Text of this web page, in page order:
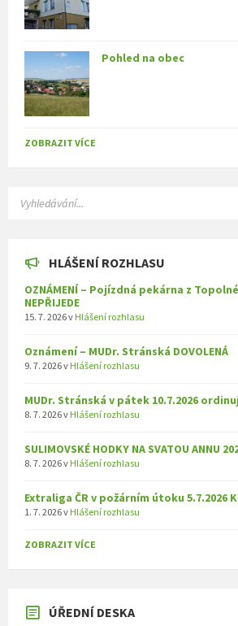
Pohled na obec
ZOBRAZIT VÍCE
HLÁŠENÍ ROZHLASU
OZNÁMENÍ – Pojízdná pekárna z
NEPŘIJEDE
15. 7. 2026v Hlášení rozhlasu
Oznámení – MUDr. Stránská DOVOLENÁ
9. 7. 2026v Hlášení rozhlasu
MUDr. Stránská v pátek 10.7.2026
8. 7. 2026v Hlášení rozhlasu
SULIMOVSKÉ HODKY NA SVATOU ANNU
8. 7. 2026v Hlášení rozhlasu
Extraliga ČR v požárním útoku 5.7.2026
1. 7. 2026v Hlášení rozhlasu
ZOBRAZIT VÍCE
ÚŘEDNÍ DESKA